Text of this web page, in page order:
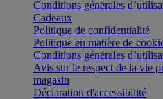
Conditions générales
Cadeaux
Politique de confidentialité
Politique en matière de
Conditions générales
Avis sur le respect de la vie
magasin
Déclaration d'accessibilité